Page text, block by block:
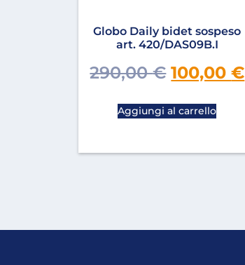
Globo Daily bidet sospeso
art. 420/DAS09B.I
290,00€ 100,00€
Aggiungi al carrello